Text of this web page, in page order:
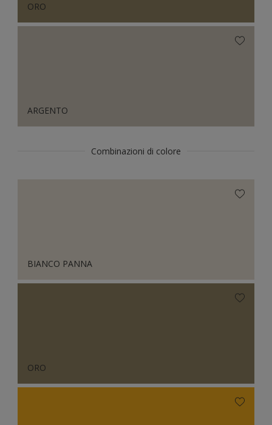
ORO
ARGENTO
Combinazioni di colore
BIANCO PANNA
ORO